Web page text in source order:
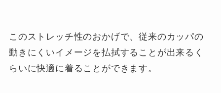
このストレッチ性のおかげで、従来のカッパの
動きにくいイメージを払拭することが出来るく
らいに快適に着ることができます。